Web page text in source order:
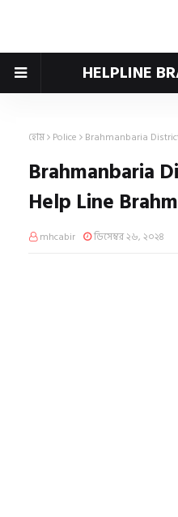
HELPLINE
হোম Police Brahmanbaria
Brahmanbaria
Help Line
mhcabir ডিসেম্বর ২৬, ২০২৪